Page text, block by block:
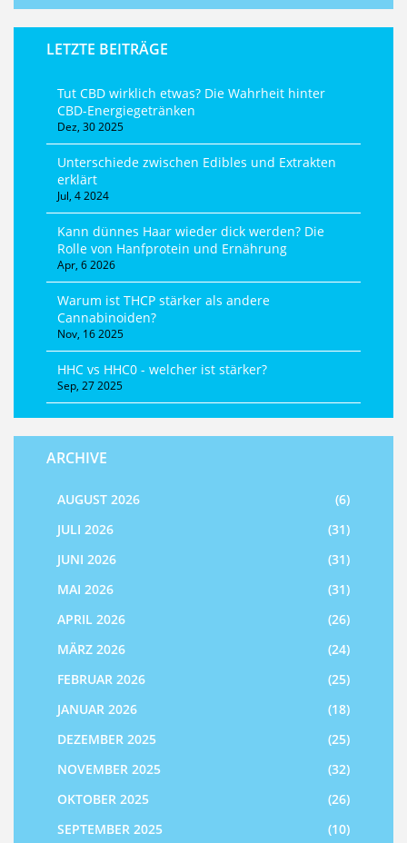
LETZTE BEITRÄGE
Tut CBD wirklich etwas? Die Wahrheit hinter
CBD-Energiegetränken
Dez, 30 2025
Unterschiede zwischen Edibles und Extrakten
erklärt
Jul, 4 2024
Kann dünnes Haar wieder dick werden? Die
Rolle von Hanfprotein und Ernährung
Apr, 6 2026
Warum ist THCP stärker als andere
Cannabinoiden?
Nov, 16 2025
HHC vs HHC0 - welcher ist stärker?
Sep, 27 2025
ARCHIVE
AUGUST 2026
(6)
JULI 2026
(31)
JUNI 2026
(31)
MAI 2026
(31)
APRIL 2026
(26)
MÄRZ 2026
(24)
FEBRUAR 2026
(25)
JANUAR 2026
(18)
DEZEMBER 2025
(25)
NOVEMBER 2025
(32)
OKTOBER 2025
(26)
SEPTEMBER 2025
(10)